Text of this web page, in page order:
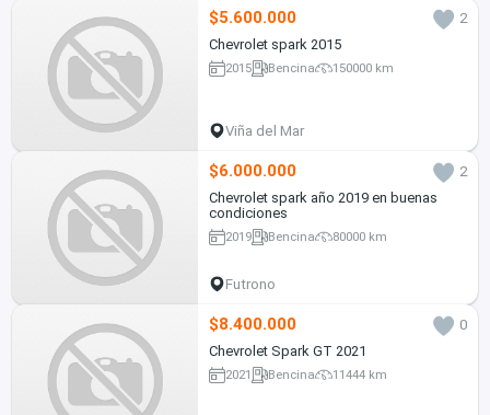
$5.600.000
2
Chevrolet spark 2015
2015 Bencina 150000 km
Viña del Mar
$6.000.000
2
Chevrolet spark año 2019 en buenas
condiciones
2019 Bencina 80000 km
Futrono
$8.400.000
0
Chevrolet Spark GT 2021
2021 Bencina 11444 km